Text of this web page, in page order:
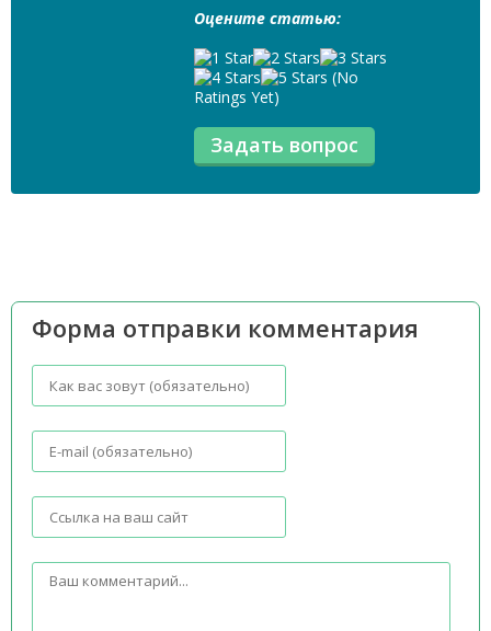
Оцените статью:
(No
Ratings Yet)
Форма отправки комментария